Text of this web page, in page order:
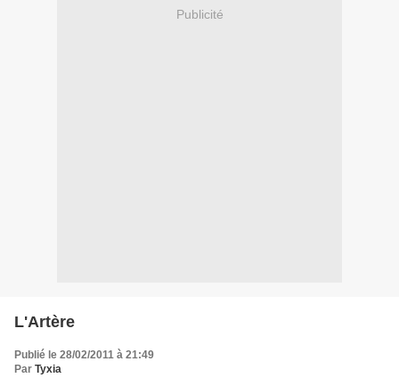
Publicité
L'Artère
Publié le 28/02/2011 à 21:49
Par Tyxia